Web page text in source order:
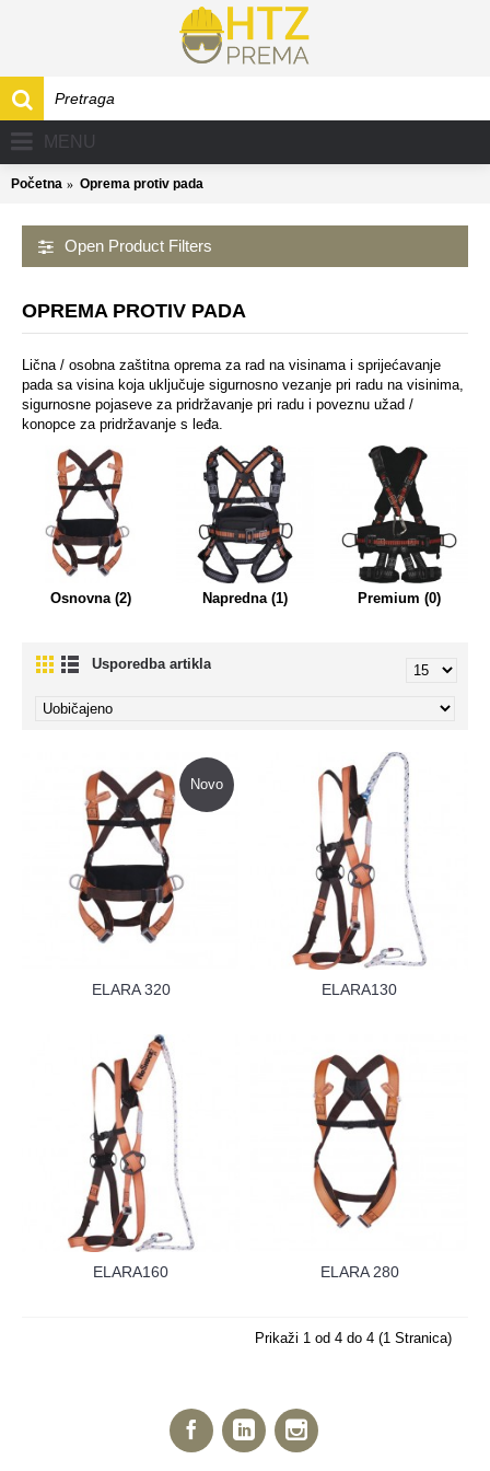
MENU
Početna Oprema protiv pada
Open Product Filters
OPREMA PROTIV PADA
Lična / osobna zaštitna oprema za rad na visinama i sprijećavanje
pada sa visina koja uključuje sigurnosno vezanje pri radu na visinima,
sigurnosne pojaseve za pridržavanje pri radu i poveznu užad /
konopce za pridržavanje s leđa.
Osnovna (2) Napredna (1) Premium (0)
Usporedba artikla
Novo
ELARA 320 ELARA130
ELARA160 ELARA 280
Prikaži 1 od 4 do 4 (1 Stranica)